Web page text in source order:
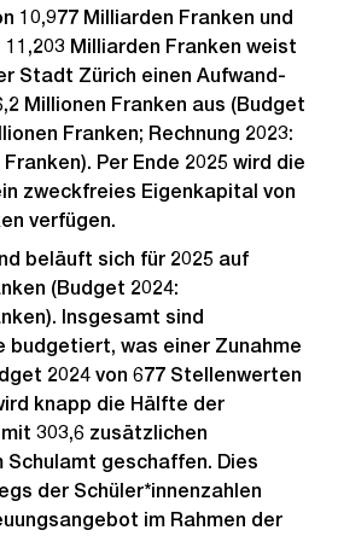
10,977 Milliarden Franken und
Milliarden Franken weist
Stadt Zürich einen Aufwand-
Millionen Franken aus (Budget
Franken; Rechnung 2023:
Per Ende 2025 wird die
zweckfreies Eigenkapital von
verfügen.
beläuft sich für 2025 auf
(Budget 2024:
Insgesamt sind
budgetiert, was einer Zunahme
2024 von 677 Stellenwerten
knapp die Hälfte der
303,6 zusätzlichen
geschaffen. Dies
der Schüler*innenzahlen
im Rahmen der